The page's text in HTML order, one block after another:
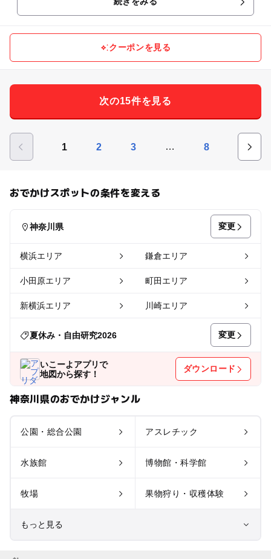
クーポンを見る
次の15件を見る
1 2 3 … 8
おでかけスポットの条件を変える
神奈川県 変更
横浜エリア 鎌倉エリア
小田原エリア 町田エリア
新横浜エリア 川崎エリア
夏休み・自由研究2026 変更
いこーよアプリで
地図から探す！
ダウンロード
神奈川県のおでかけジャンル
公園・総合公園 アスレチック
水族館 博物館・科学館
牧場 果物狩り・収穫体験
もっと見る